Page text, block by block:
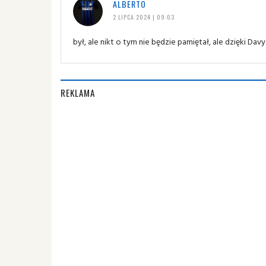
ALBERTO
2 LIPCA 2024 | 09:03
był, ale nikt o tym nie będzie pamiętał, ale dzięki Davy
REKLAMA